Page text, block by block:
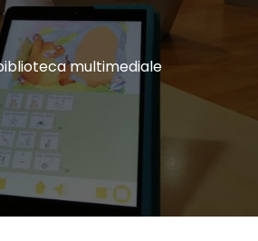
multimediale